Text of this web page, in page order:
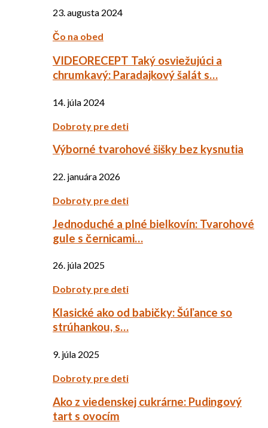
23. augusta 2024
Čo na obed
VIDEORECEPT Taký osviežujúci a
chrumkavý: Paradajkový šalát s…
14. júla 2024
Dobroty pre deti
Výborné tvarohové šišky bez kysnutia
22. januára 2026
Dobroty pre deti
Jednoduché a plné bielkovín: Tvarohové
gule s černicami…
26. júla 2025
Dobroty pre deti
Klasické ako od babičky: Šúľance so
strúhankou, s…
9. júla 2025
Dobroty pre deti
Ako z viedenskej cukrárne: Pudingový
tart s ovocím